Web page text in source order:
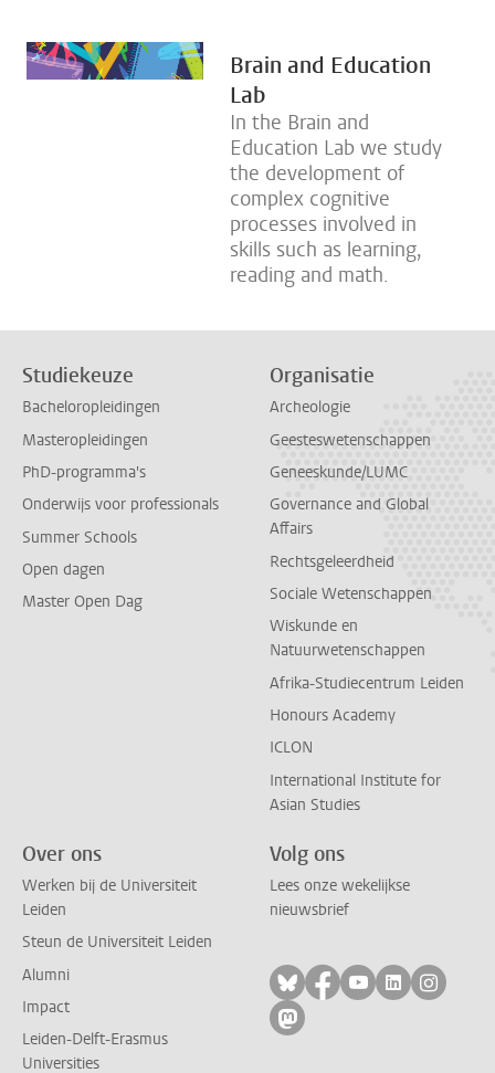
Brain and Education
Lab
In the Brain and
Education Lab we study
the development of
complex cognitive
processes involved in
skills such as learning,
reading and math.
Studiekeuze
Bacheloropleidingen
Masteropleidingen
PhD-programma's
Onderwijs voor professionals
Summer Schools
Open dagen
Master Open Dag
Organisatie
Archeologie
Geesteswetenschappen
Geneeskunde/LUMC
Governance and Global
Affairs
Rechtsgeleerdheid
Sociale Wetenschappen
Wiskunde en
Natuurwetenschappen
Afrika-Studiecentrum Leiden
Honours Academy
ICLON
International Institute for
Asian Studies
Over ons
Werken bij de Universiteit
Leiden
Steun de Universiteit Leiden
Alumni
Impact
Leiden-Delft-Erasmus
Universities
Volg ons
Lees onze wekelijkse
nieuwsbrief
Volg ons op bluesky
Volg ons op
Volg ons op
Volg ons
Volg
Volg ons op mastodon